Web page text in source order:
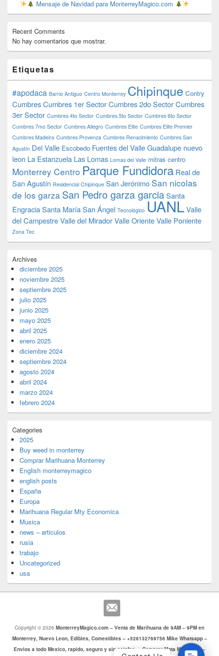
Mensaje de Navidad para MonterreyMagico.com
Recent Comments
No hay comentarios que mostrar.
Etiquetas
#apodaca Barrio Antiguo Centro Monterrey Chipinque Contry
CumbresCumbres 1er SectorCumbres 2do SectorCumbres
3er Sector Cumbres 4to Sector Cumbres 5to Sector Cumbres 6to Sector
Cumbres 7mo Sector Cumbres Allegro Cumbres Elite Cumbres Elite Premier
Cumbres Madeira Cumbres Provenza Cumbres Renacimiento Cumbres San
Agustín Del Valle Escobedo Fuentes del ValleGuadalupe nuevo
leon La Estanzuela Las Lomas Lomas del Valle mitras centro
Monterrey Centro Parque Fundidora Real de
San Agustín Residencial Chipinque San Jerónimo San nicolas
de los garza San Pedro garza garciaSanta
EngraciaSanta MaríaSan Ángel Tecnológico UANLValle
del CampestreValle del MiradorValle OrienteValle Poniente
Zona Tec
Archives
diciembre 2025
noviembre 2025
septiembre 2025
julio 2025
junio 2025
mayo 2025
abril 2025
enero 2025
diciembre 2024
septiembre 2024
agosto 2024
abril 2024
marzo 2024
febrero 2024
Categories
2025
Buy weed in monterrey
Comprar Marihuana Monterrey
English monterreymagico
english posts
España
Europa
Marihuana Regular Mty Economica
Musica
news – articulos
rusia
trabajo
Uncategorized
usa
Copyright © 2026 MonterreyMagico.com – Venta de Marihuana de 9AM – 9PM en
Monterrey, Nuevo Leon, Edibles, Comestibles – +528132769756 Mike Whatsapp –
Envios a todo Mexico, rapido, seguro y sin estafas. – Comprar Mota Monterrey –